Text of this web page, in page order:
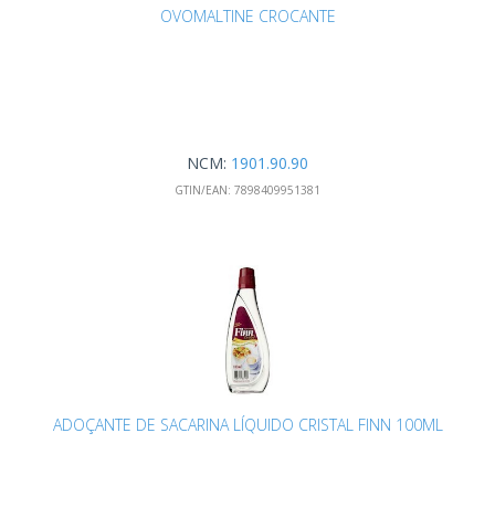
OVOMALTINE CROCANTE
NCM: 1901.90.90
GTIN/EAN: 7898409951381
ADOÇANTE DE SACARINA LÍQUIDO CRISTAL FINN 100ML